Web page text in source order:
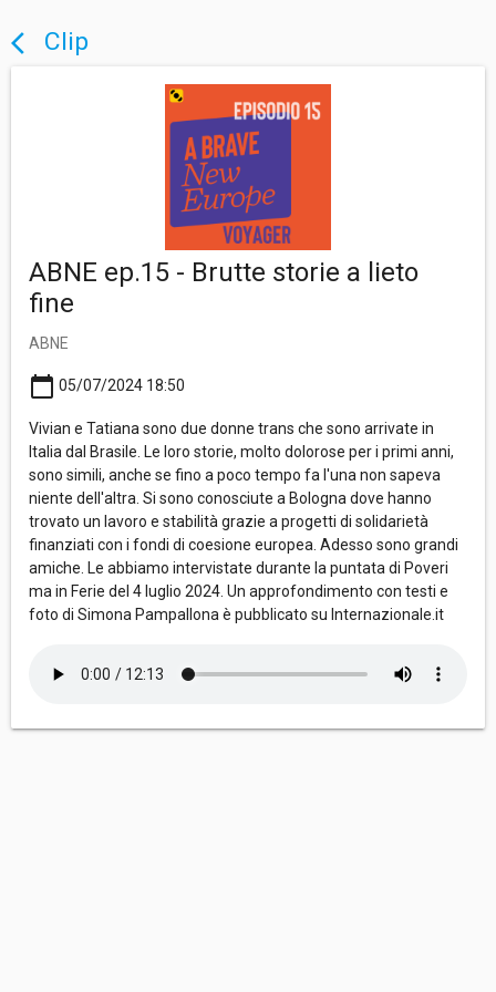
arrow_back_ios Clip
ABNE ep.15 - Brutte storie a lieto
fine
ABNE
calendar_today 05/07/2024 18:50
Vivian e Tatiana sono due donne trans che sono arrivate in
Italia dal Brasile. Le loro storie, molto dolorose per i primi anni,
sono simili, anche se fino a poco tempo fa l'una non sapeva
niente dell'altra. Si sono conosciute a Bologna dove hanno
trovato un lavoro e stabilità grazie a progetti di solidarietà
finanziati con i fondi di coesione europea. Adesso sono grandi
amiche. Le abbiamo intervistate durante la puntata di Poveri
ma in Ferie del 4 luglio 2024. Un approfondimento con testi e
foto di Simona Pampallona è pubblicato su Internazionale.it